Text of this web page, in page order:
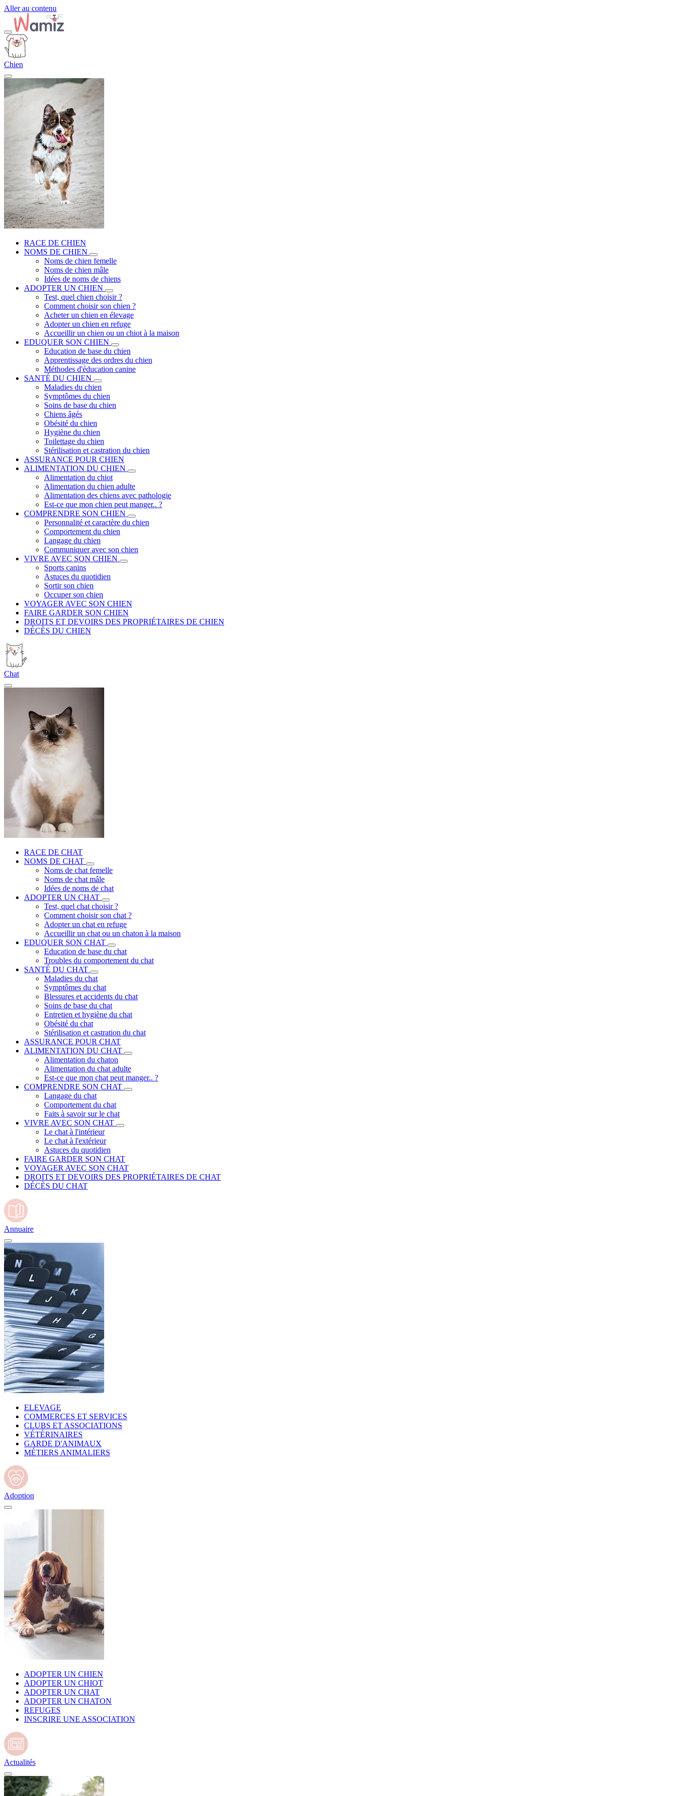
Aller au contenu
Chien
RACE DE CHIEN
NOMS DE CHIEN
Noms de chien femelle
Noms de chien mâle
Idées de noms de chiens
ADOPTER UN CHIEN
Test, quel chien choisir ?
Comment choisir son chien ?
Acheter un chien en élevage
Adopter un chien en refuge
Accueillir un chien ou un chiot à la maison
EDUQUER SON CHIEN
Education de base du chien
Apprentissage des ordres du chien
Méthodes d'éducation canine
SANTÉ DU CHIEN
Maladies du chien
Symptômes du chien
Soins de base du chien
Chiens âgés
Obésité du chien
Hygiène du chien
Toilettage du chien
Stérilisation et castration du chien
ASSURANCE POUR CHIEN
ALIMENTATION DU CHIEN
Alimentation du chiot
Alimentation du chien adulte
Alimentation des chiens avec pathologie
Est-ce que mon chien peut manger.. ?
COMPRENDRE SON CHIEN
Personnalité et caractère du chien
Comportement du chien
Langage du chien
Communiquer avec son chien
VIVRE AVEC SON CHIEN
Sports canins
Astuces du quotidien
Sortir son chien
Occuper son chien
VOYAGER AVEC SON CHIEN
FAIRE GARDER SON CHIEN
DROITS ET DEVOIRS DES PROPRIÉTAIRES DE CHIEN
DÉCÈS DU CHIEN
Chat
RACE DE CHAT
NOMS DE CHAT
Noms de chat femelle
Noms de chat mâle
Idées de noms de chat
ADOPTER UN CHAT
Test, quel chat choisir ?
Comment choisir son chat ?
Adopter un chat en refuge
Accueillir un chat ou un chaton à la maison
EDUQUER SON CHAT
Education de base du chat
Troubles du comportement du chat
SANTÉ DU CHAT
Maladies du chat
Symptômes du chat
Blessures et accidents du chat
Soins de base du chat
Entretien et hygiène du chat
Obésité du chat
Stérilisation et castration du chat
ASSURANCE POUR CHAT
ALIMENTATION DU CHAT
Alimentation du chaton
Alimentation du chat adulte
Est-ce que mon chat peut manger.. ?
COMPRENDRE SON CHAT
Langage du chat
Comportement du chat
Faits à savoir sur le chat
VIVRE AVEC SON CHAT
Le chat à l'intérieur
Le chat à l'extérieur
Astuces du quotidien
FAIRE GARDER SON CHAT
VOYAGER AVEC SON CHAT
DROITS ET DEVOIRS DES PROPRIÉTAIRES DE CHAT
DÉCÈS DU CHAT
Annuaire
ELEVAGE
COMMERCES ET SERVICES
CLUBS ET ASSOCIATIONS
VÉTÉRINAIRES
GARDE D'ANIMAUX
MÉTIERS ANIMALIERS
Adoption
ADOPTER UN CHIEN
ADOPTER UN CHIOT
ADOPTER UN CHAT
ADOPTER UN CHATON
REFUGES
INSCRIRE UNE ASSOCIATION
Actualités